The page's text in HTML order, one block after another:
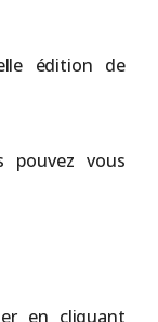
édition de
pouvez vous
en cliquant